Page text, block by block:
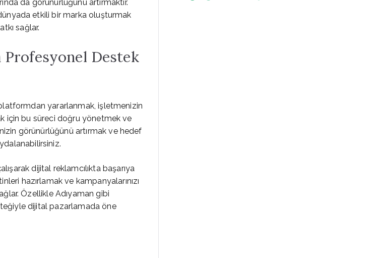
da görünürlüğünü artırmaktır.
etkili bir marka oluşturmak
sağlar.
Profesyonel Destek
yararlanmak, işletmenizin
için bu süreci doğru yönetmek ve
görünürlüğünü artırmak ve hedef
dijital reklamcılıkta başarıya
hazırlamak ve kampanyalarınızı
Özellikle Adıyaman gibi
dijital pazarlamada öne